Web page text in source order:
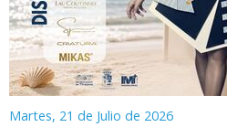
Martes, 21 de Julio de 2026